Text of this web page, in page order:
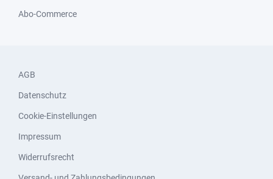
Abo-Commerce
AGB
Datenschutz
Cookie-Einstellungen
Impressum
Widerrufsrecht